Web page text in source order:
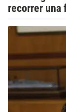
recorrer una